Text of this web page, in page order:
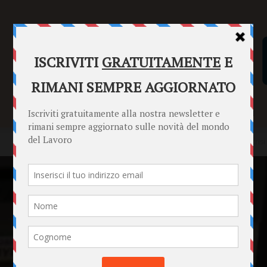
SENTENZE FORMULARI PUNTO INFORMAZIONI
Home Punto Informazioni Retribuzioni e